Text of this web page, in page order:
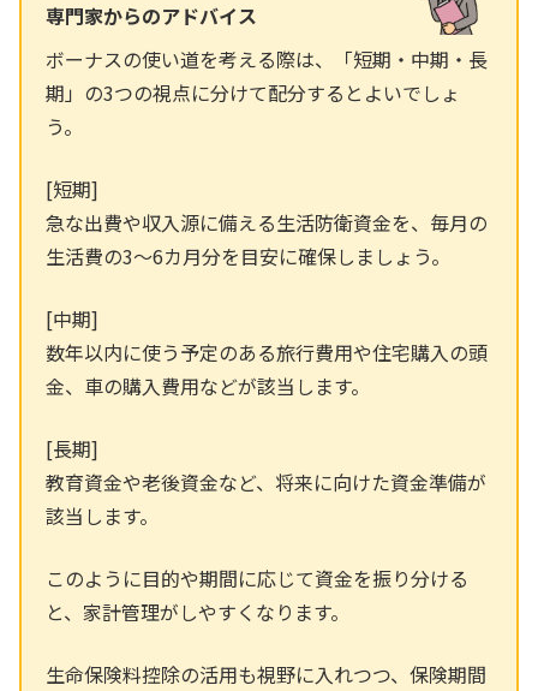
専門家からのアドバイス
ボーナスの使い道を考える際は、「短期・中期・長
期」の3つの視点に分けて配分するとよいでしょ
う。
[短期]
急な出費や収入源に備える生活防衛資金を、毎月の
生活費の3〜6カ月分を目安に確保しましょう。
[中期]
数年以内に使う予定のある旅行費用や住宅購入の頭
金、車の購入費用などが該当します。
[長期]
教育資金や老後資金など、将来に向けた資金準備が
該当します。
このように目的や期間に応じて資金を振り分ける
と、家計管理がしやすくなります。
生命保険料控除の活用も視野に入れつつ、保険期間